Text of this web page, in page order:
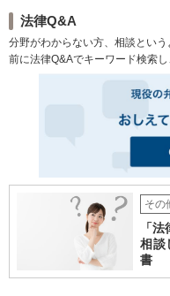
法律Q&A
分野がわからない方、相談とい
前に法律Q&Aでキーワード検索
その
「
相談
書